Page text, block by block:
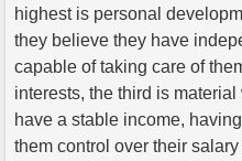
highest is personal
they believe they have
capable of taking care of
interests, the third is
have a stable income,
them control over their